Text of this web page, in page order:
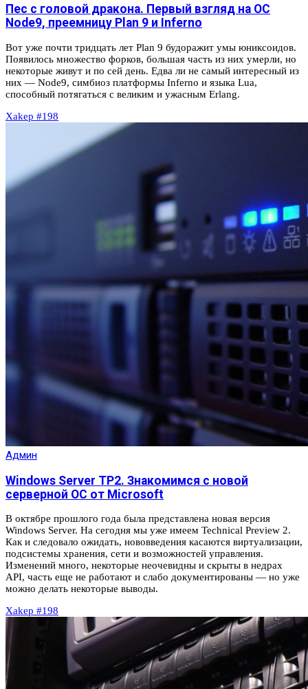
Пес с головой дракона. Первый взгляд на ОС
Node9, преемницу Plan 9 и Inferno
Вот уже почти тридцать лет Plan 9 будоражит умы юниксоидов.
Появилось множество форков, большая часть из них умерли, но
некоторые живут и по сей день. Едва ли не самый интересный из
них — Node9, симбиоз платформы Inferno и языка Lua,
способный потягаться с великим и ужасным Erlang.
Xakep #198
Админ
Windows Server TP2. Знакомимся с новой
серверной ОС от Microsoft
В октябре прошлого года была представлена новая версия
Windows Server. На сегодня мы уже имеем Technical Preview 2.
Как и следовало ожидать, нововведения касаются виртуализации,
подсистемы хранения, сети и возможностей управления.
Изменений много, некоторые неочевидны и скрыты в недрах
API, часть еще не работают и слабо документированы — но уже
можно делать некоторые выводы.
Xakep #198